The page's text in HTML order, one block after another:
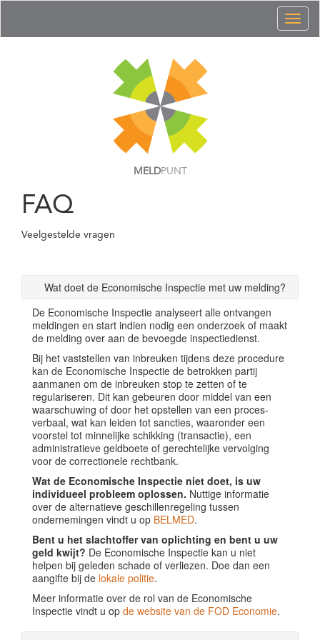
MELDPUNT
FAQ
Veelgestelde vragen
Wat doet de Economische Inspectie met uw melding?
De Economische Inspectie analyseert alle ontvangen
meldingen en start indien nodig een onderzoek of maakt
de melding over aan de bevoegde inspectiedienst.
Bij het vaststellen van inbreuken tijdens deze procedure
kan de Economische Inspectie de betrokken partij
aanmanen om de inbreuken stop te zetten of te
regulariseren. Dit kan gebeuren door middel van een
waarschuwing of door het opstellen van een proces-
verbaal, wat kan leiden tot sancties, waaronder een
voorstel tot minnelijke schikking (transactie), een
administratieve geldboete of gerechtelijke vervolging
voor de correctionele rechtbank.
Wat de Economische Inspectie niet doet, is uw
individueel probleem oplossen. Nuttige informatie
over de alternatieve geschillenregeling tussen
ondernemingen vindt u op BELMED.
Bent u het slachtoffer van oplichting en bent u uw
geld kwijt? De Economische Inspectie kan u niet
helpen bij geleden schade of verliezen. Doe dan een
aangifte bij de lokale politie.
Meer informatie over de rol van de Economische
Inspectie vindt u op de website van de FOD Economie.